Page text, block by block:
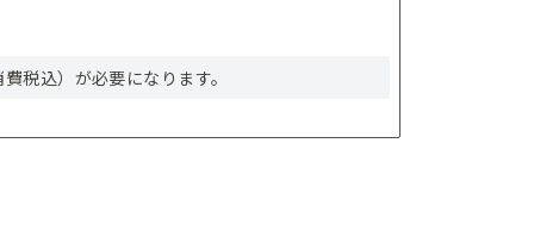
税込）が必要になります。